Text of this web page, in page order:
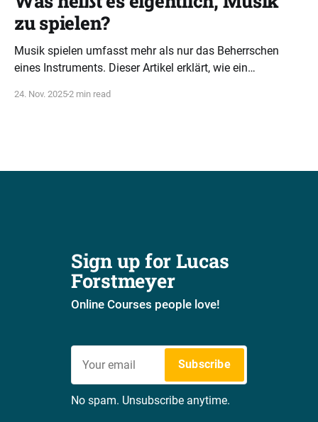
zu spielen?
Musik spielen umfasst mehr als nur das Beherrschen
eines Instruments. Dieser Artikel erklärt, wie ein
Rhythmus musikalische Intelligenz fördert.
24. Nov. 20252 min read
Sign up for Lucas
Forstmeyer
Online Courses people love!
Subscribe
No spam. Unsubscribe anytime.